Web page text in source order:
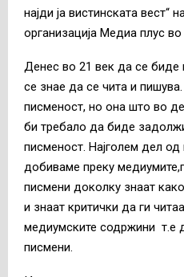
најди ја вистинската вест“
организација Медиа плус
Денес во 21 век да се биде
се знае да се чита и
писменост, но она што во
би требало да биде
писменост. Најголем дел
добиваме преку
писмени доколку знаат
и знаат критички да ги
медиумските содржини т.е
писмени.